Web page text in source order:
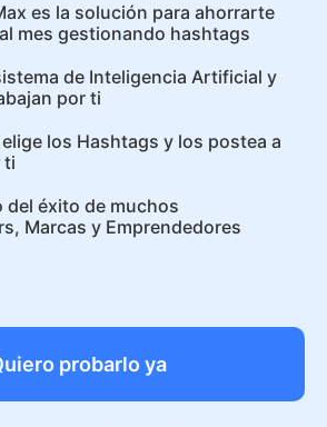
es la solución para ahorrarte
mes gestionando hashtags
de Inteligencia Artificial y
por ti
los Hashtags y los postea a
ti
del éxito de muchos
Marcas y Emprendedores
probarlo ya